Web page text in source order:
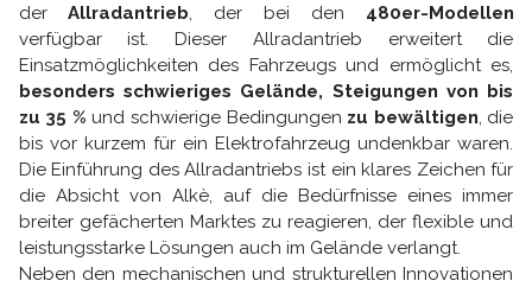
derAllradantrieb, der bei den 480er-Modellen
verfügbar ist. Dieser Allradantrieb erweitert die
Einsatzmöglichkeiten des Fahrzeugs und ermöglicht es,
besonders schwieriges Gelände, Steigungen von bis
zu 35 % und schwierige Bedingungen zu bewältigen, die
bis vor kurzem für ein Elektrofahrzeug undenkbar waren.
Die Einführung des Allradantriebs ist ein klares Zeichen für
die Absicht von Alkè, auf die Bedürfnisse eines immer
breiter gefächerten Marktes zu reagieren, der flexible und
leistungsstarke Lösungen auch im Gelände verlangt.
Neben den mechanischen und strukturellen Innovationen